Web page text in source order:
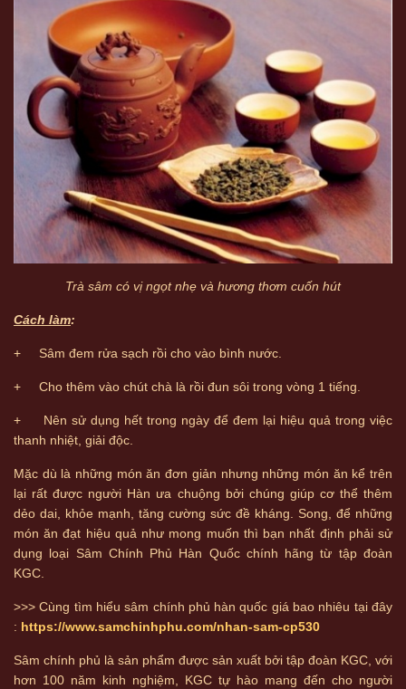
Trà sâm có vị ngọt nhẹ và hương thơm cuốn hút
Cách làm:
+ Sâm đem rửa sạch rồi cho vào bình nước.
+ Cho thêm vào chút chà là rồi đun sôi trong vòng 1 tiếng.
+ Nên sử dụng hết trong ngày để đem lại hiệu quả trong việc
thanh nhiệt, giải độc.
Mặc dù là những món ăn đơn giản nhưng những món ăn kể trên
lại rất được người Hàn ưa chuộng bởi chúng giúp cơ thể thêm
dẻo dai, khỏe mạnh, tăng cường sức đề kháng. Song, để những
món ăn đạt hiệu quả như mong muốn thì bạn nhất định phải sử
dụng loại Sâm Chính Phủ Hàn Quốc chính hãng từ tập đoàn
KGC.
>>> Cùng tìm hiểu sâm chính phủ hàn quốc giá bao nhiêu tại đây
: https://www.samchinhphu.com/nhan-sam-cp530
Sâm chính phủ là sản phẩm được sản xuất bởi tập đoàn KGC, với
hơn 100 năm kinh nghiệm, KGC tự hào mang đến cho người